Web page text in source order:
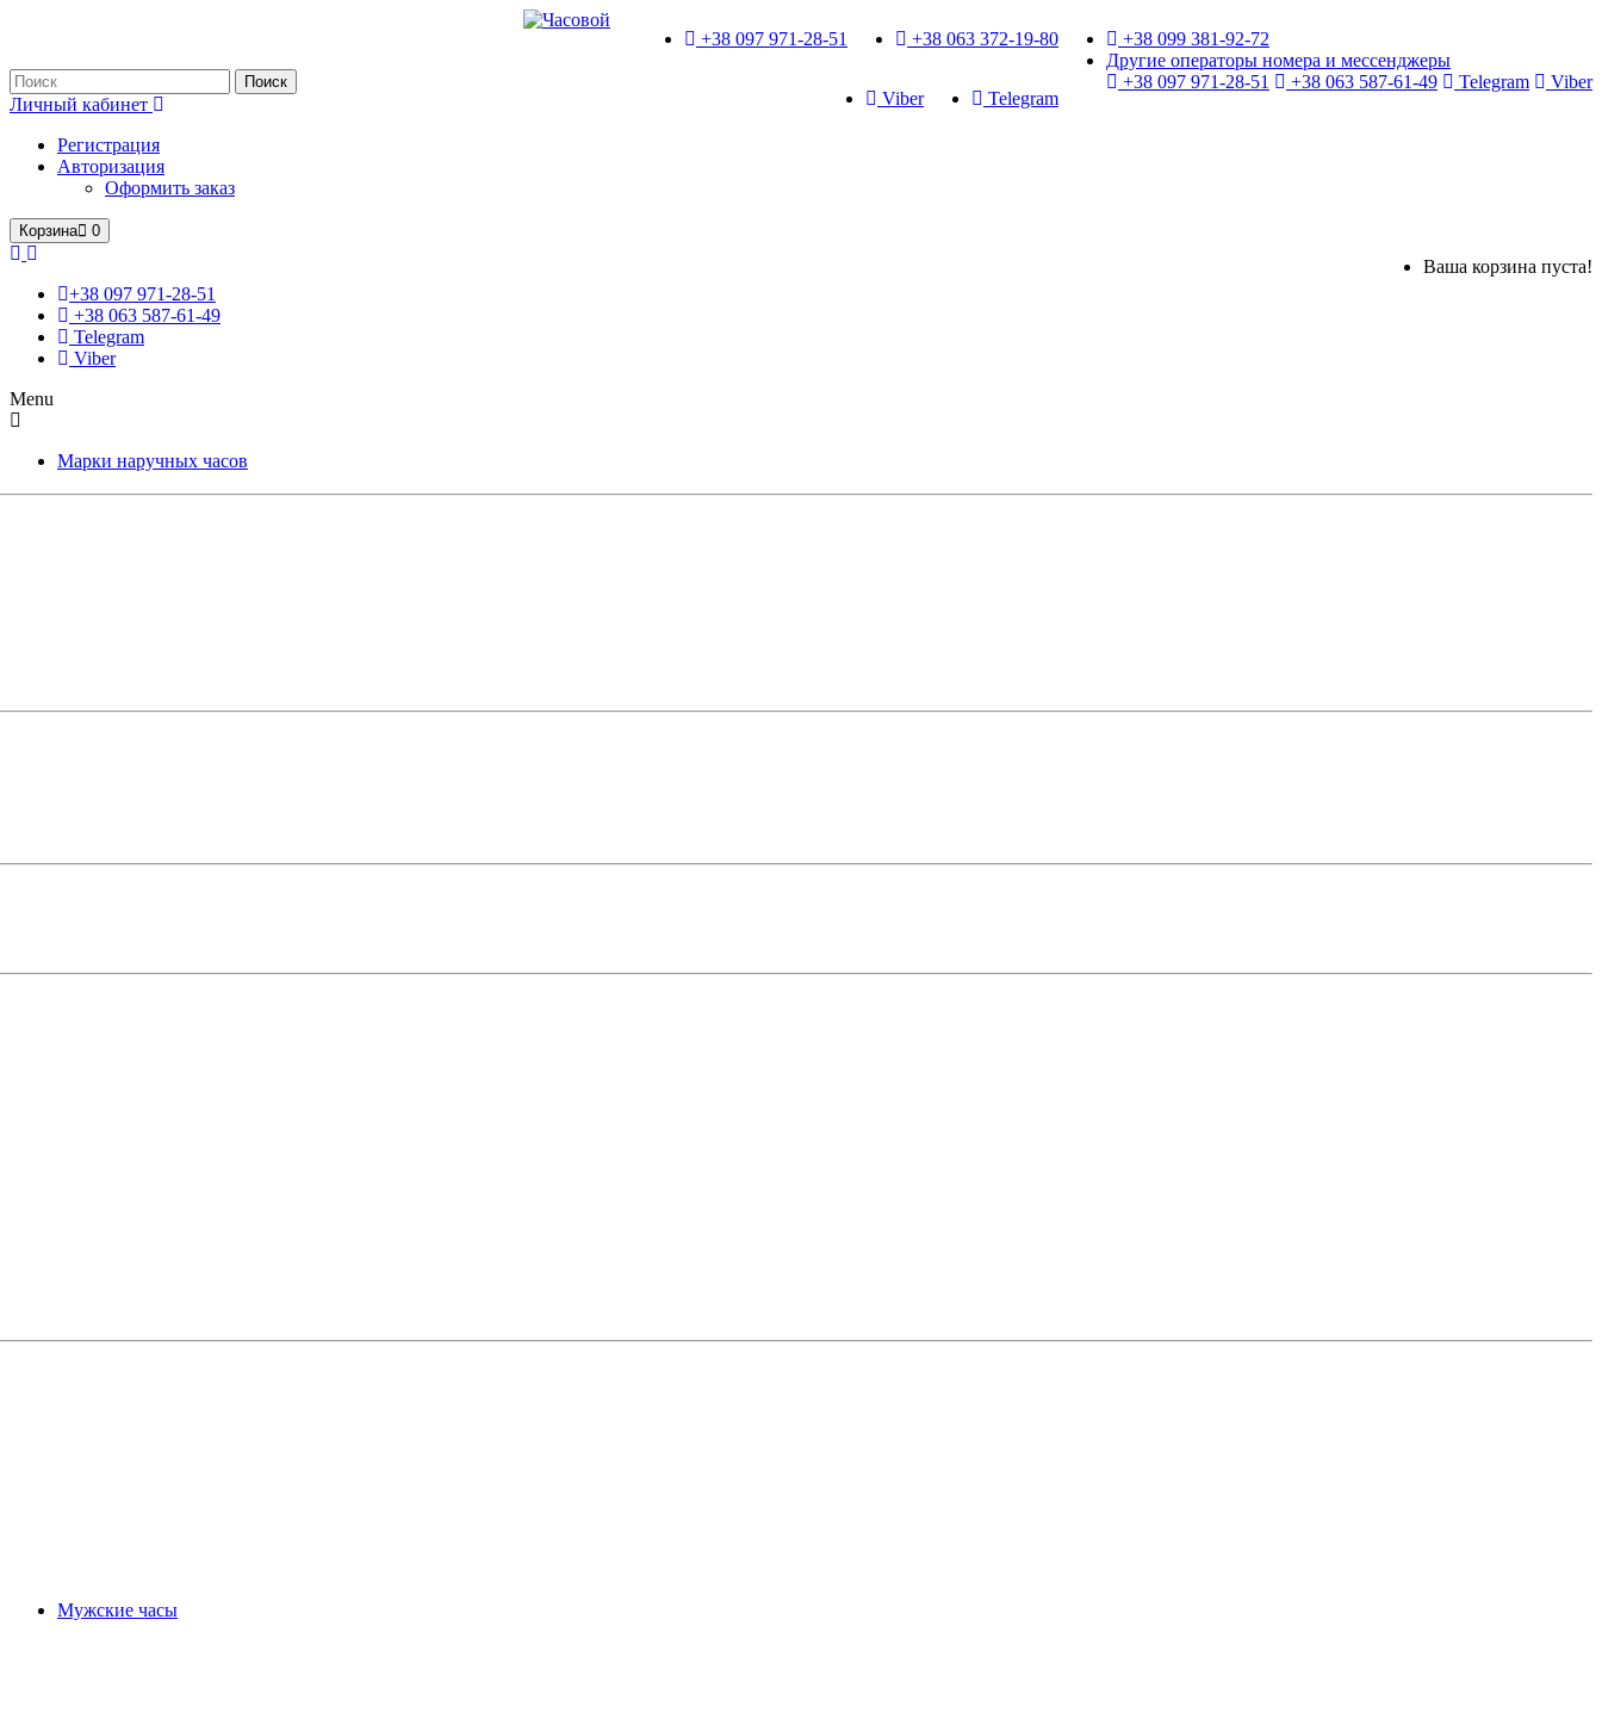
+38 099 381-92-72
Другие операторы номера и мессенджеры
+38 097 971-28-51
+38 063 587-61-49 Telegram Viber
+38 063 372-19-80
+38 097 971-28-51
Telegram
Viber
Поиск
Личный кабинет
Регистрация
Авторизация
Оформить заказ
Корзина 0
Ваша корзина пуста!
+38 097 971-28-51
+38 063 587-61-49
Telegram
Viber
Menu
Марки наручных часов
Мужские часы